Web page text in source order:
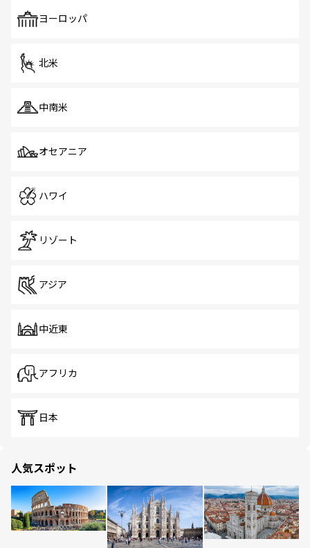
で、ホーカーズは地元の風情を楽しめる外せないスポット
ヨーロッパ
北米
中南米
オセアニア
ハワイ
リゾート
アジア
中近東
アフリカ
日本
人気スポット